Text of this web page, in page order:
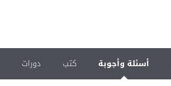
أسئلة وأجوبة كتب دورات